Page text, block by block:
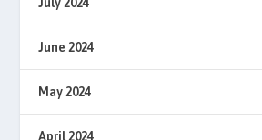
June 2024
May 2024
April 2024